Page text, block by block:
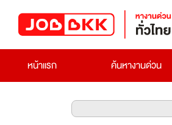
หน้าแรก ค้นหางานด่วน